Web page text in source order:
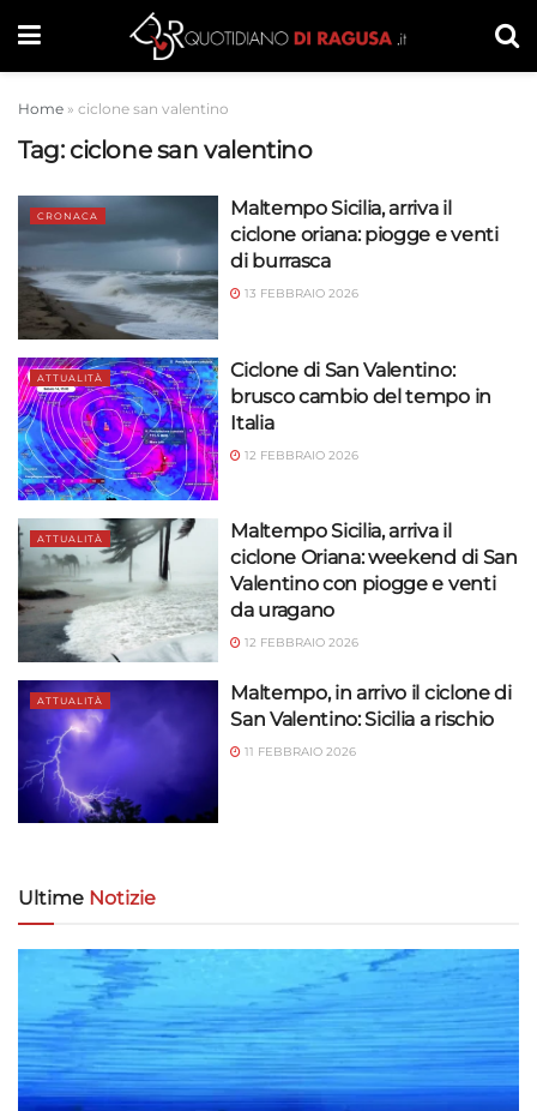
Home » ciclone san valentino
Tag: ciclone san valentino
CRONACA
Maltempo Sicilia, arriva il
ciclone oriana: piogge e venti
di burrasca
13 FEBBRAIO 2026
ATTUALITÀ
Ciclone di San Valentino:
brusco cambio del tempo in
Italia
12 FEBBRAIO 2026
ATTUALITÀ
Maltempo Sicilia, arriva il
ciclone Oriana: weekend di San
Valentino con piogge e venti
da uragano
12 FEBBRAIO 2026
ATTUALITÀ
Maltempo, in arrivo il ciclone di
San Valentino: Sicilia a rischio
11 FEBBRAIO 2026
Ultime Notizie